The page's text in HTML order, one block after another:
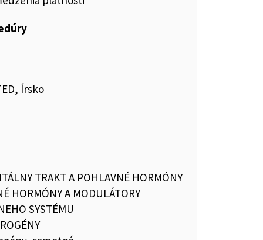
Írsko
TRAKT A POHLAVNÉ HORMÓNY
HORMÓNY A MODULÁTORY
SYSTÉMU